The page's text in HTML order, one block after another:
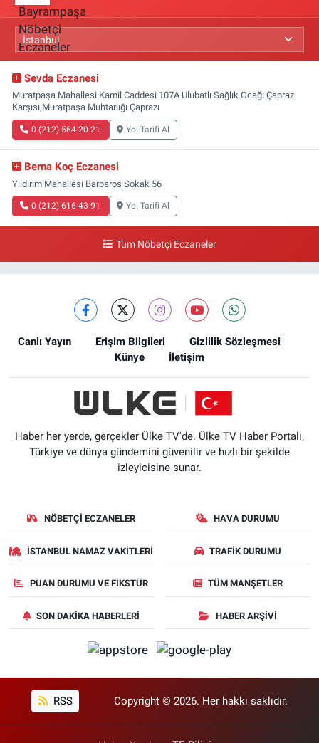
Sevda Eczanesi
Muratpaşa Mahallesi Kamil Caddesi 107A Ulubatlı Sağlık Ocağı Çapraz
Karşısı,Muratpaşa Muhtarlığı Çaprazı
0 (212) 564 20 21 Yol Tarifi Al
Berna Koç Eczanesi
Yıldırım Mahallesi Barbaros Sokak 56
0 (212) 616 43 91 Yol Tarifi Al
Tüm Nöbetçi Eczaneler
Canlı Yayın Erişim Bilgileri
Gizlilik Sözleşmesi
Künye
İletişim
Haber her yerde, gerçekler Ülke TV'de. Ülke TV Haber Portalı,
Türkiye ve dünya gündemini güvenilir ve hızlı bir şekilde
izleyicisine sunar.
NÖBETÇI ECZANELER HAVA DURUMU
İSTANBUL NAMAZ VAKITLERI TRAFIK DURUMU
PUAN DURUMU VE FIKSTÜR TÜM MANŞETLER
SON DAKIKA HABERLERI HABER ARŞIVI
RSS Copyright © 2026. Her hakkı saklıdır.